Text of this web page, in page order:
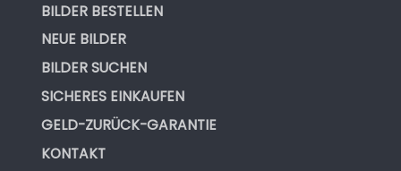
BILDER BESTELLEN
NEUE BILDER
BILDER SUCHEN
SICHERES EINKAUFEN
GELD-ZURÜCK-GARANTIE
KONTAKT